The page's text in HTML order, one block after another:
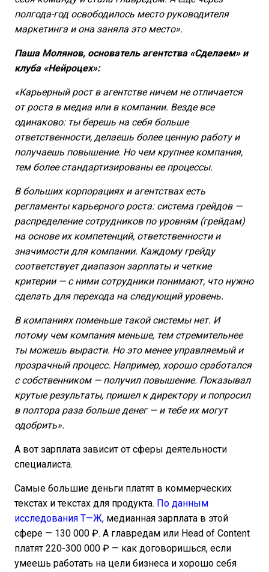
полгода-год освободилось место руководителя
маркетинга и она заняла это место».
Паша Молянов, основатель агентства «Сделаем» и
клуба «Нейроцех»:
«Карьерный рост в агентстве ничем не отличается
от роста в медиа или в компании. Везде все
одинаково: ты берешь на себя больше
ответственности, делаешь более ценную работу и
получаешь повышение. Но чем крупнее компания,
тем более стандартизированы ее процессы.
В больших корпорациях и агентствах есть
регламенты карьерного роста: система грейдов —
распределение сотрудников по уровням (грейдам)
на основе их компетенций, ответственности и
значимости для компании. Каждому грейду
соответствует диапазон зарплаты и четкие
критерии — с ними сотрудники понимают, что нужно
сделать для перехода на следующий уровень.
В компаниях поменьше такой системы нет. И
потому чем компания меньше, тем стремительнее
ты можешь вырасти. Но это менее управляемый и
прозрачный процесс. Например, хорошо сработался
с собственником — получил повышение. Показывал
крутые результаты, пришел к директору и попросил
в полтора раза больше денег — и тебе их могут
одобрить».
А вот зарплата зависит от сферы деятельности
специалиста.
Самые большие деньги платят в коммерческих
текстах и текстах для продукта. По данным
исследования Т—Ж, медианная зарплата в этой
сфере — 130 000 ₽. А главредам или Head of Content
платят 220-300 000 ₽ — как договоришься, если
умеешь работать на цели бизнеса и хорошо себя